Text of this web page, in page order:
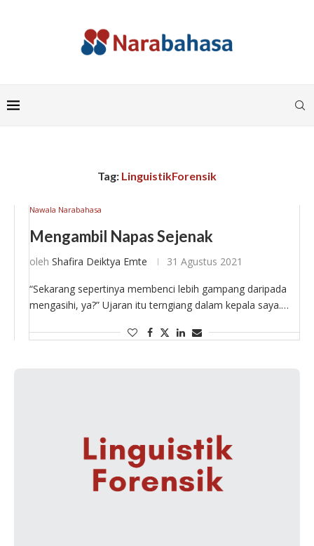
Tag: LinguistikForensik
Nawala Narabahasa
Mengambil Napas Sejenak
oleh Shafira Deiktya Emte 31 Agustus 2021
“Sekarang sepertinya membenci lebih gampang daripada
mengasihi, ya?” Ujaran itu terngiang dalam kepala saya.
telepon. Kami berkawan akrab sejak duduk di bangku